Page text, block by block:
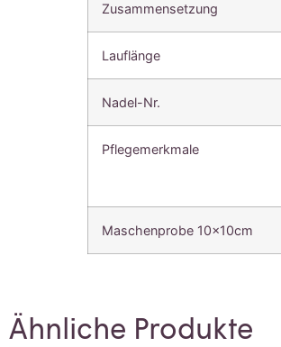
Zusammensetzung
Lauflänge
Nadel-Nr.
Pflegemerkmale
Maschenprobe 10x10cm
Ähnliche Produkte